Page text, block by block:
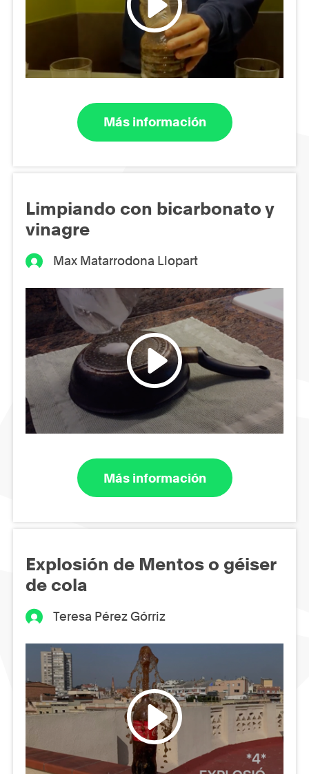
Más información
Limpiando con bicarbonato y
vinagre
Max Matarrodona Llopart
Más información
Explosión de Mentos o géiser
de cola
Teresa Pérez Górriz